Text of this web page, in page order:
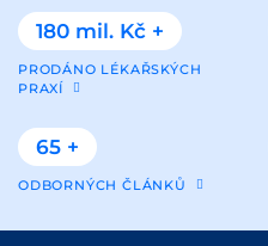
180 mil. Kč +
PRODÁNO LÉKAŘSKÝCH
PRAXÍ
65 +
ODBORNÝCH ČLÁNKŮ